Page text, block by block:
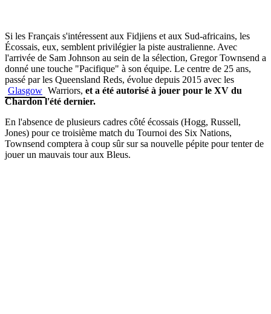
Si les Français s'intéressent aux Fidjiens et aux Sud-africains, les
Écossais, eux, semblent privilégier la piste australienne. Avec
l'arrivée de Sam Johnson au sein de la sélection, GregorTownsend a
donné une touche "Pacifique" à son équipe. Le centre de 25 ans,
passé par les Queensland Reds, évolue depuis 2015 avec les
Glasgow Warriors, et a été autorisé à jouer pour le XV du
Chardon l'été dernier.
En l'absence de plusieurs cadres côté écossais (Hogg, Russell,
Jones) pour ce troisième match du Tournoi des Six Nations,
Townsend comptera à coup sûr sur sa nouvelle pépite pour tenter de
jouer un mauvais tour aux Bleus.